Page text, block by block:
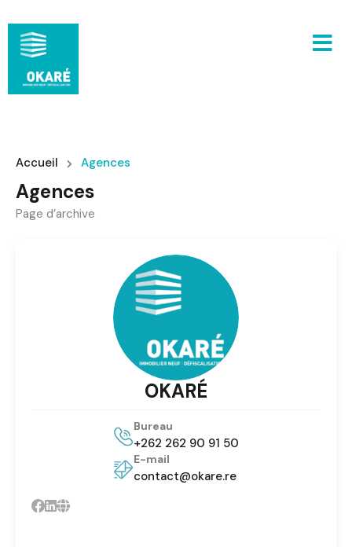
Accueil Agences
Agences
Page d’archive
OKARÉ
Bureau
+262 262 90 91 50
E-mail
contact@okare.re